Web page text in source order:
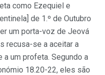
como Ezequiel e
de 1.º de Outubro
um porta-voz de Jeová
recusa-se a aceitar a
um profeta. Segundo a
18.20-22, eles são